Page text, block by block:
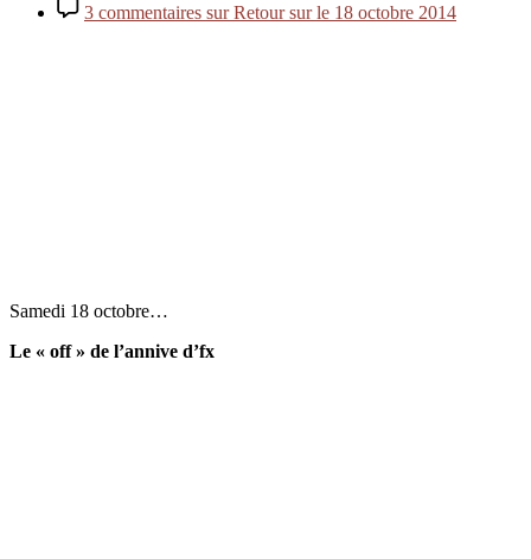
3 commentaires sur Retour sur le 18 octobre 2014
Samedi 18 octobre…
Le « off » de l’annive d’fx